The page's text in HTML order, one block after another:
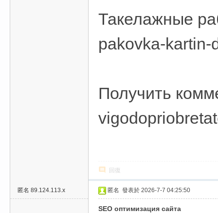
Такелажные
pakovka-kartin-
Получить
回復
匿名 89.124.113.x 匿名 發表於 2026-7-7 04:25:50
SEO оптимизация сайта